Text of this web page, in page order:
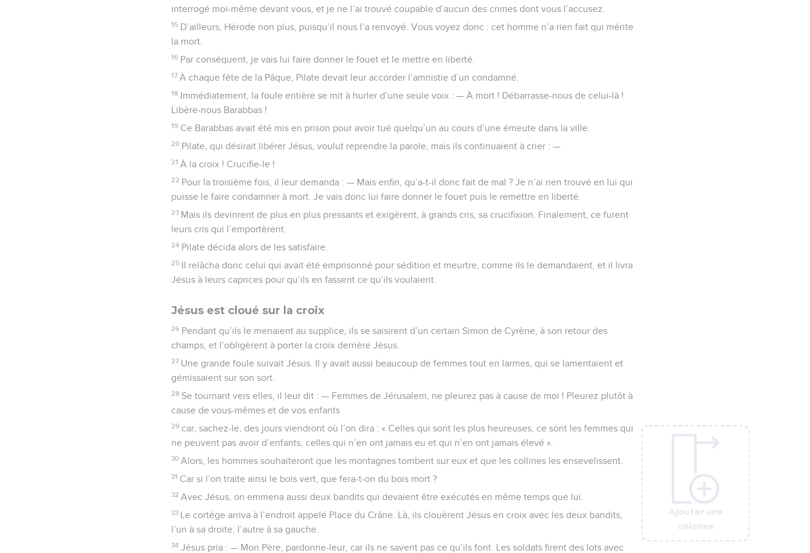
Ajouter une
colonne
interrogé moi-même devant vous, et je ne l’ai trouvé coupable d’aucun des crimes dont vous l’accusez.
15 D’ailleurs, Hérode non plus, puisqu’il nous l’a renvoyé. Vous voyez donc : cet homme n’a rien fait qui mérite
la mort.
16 Par conséquent, je vais lui faire donner le fouet et le mettre en liberté.
17 À chaque fête de la Pâque, Pilate devait leur accorder l’amnistie d’un condamné.
18 Immédiatement, la foule entière se mit à hurler d’une seule voix : — À mort ! Débarrasse-nous de celui-là !
Libère-nous Barabbas !
19 Ce Barabbas avait été mis en prison pour avoir tué quelqu’un au cours d’une émeute dans la ville.
20 Pilate, qui désirait libérer Jésus, voulut reprendre la parole, mais ils continuaient à crier : —
21 À la croix ! Crucifie-le !
22 Pour la troisième fois, il leur demanda : — Mais enfin, qu’a-t-il donc fait de mal ? Je n’ai rien trouvé en lui qui
puisse le faire condamner à mort. Je vais donc lui faire donner le fouet puis le remettre en liberté.
23 Mais ils devinrent de plus en plus pressants et exigèrent, à grands cris, sa crucifixion. Finalement, ce furent
leurs cris qui l’emportèrent.
24 Pilate décida alors de les satisfaire.
25 Il relâcha donc celui qui avait été emprisonné pour sédition et meurtre, comme ils le demandaient, et il livra
Jésus à leurs caprices pour qu’ils en fassent ce qu’ils voulaient.
Jésus est cloué sur la croix
26 Pendant qu’ils le menaient au supplice, ils se saisirent d’un certain Simon de Cyrène, à son retour des
champs, et l’obligèrent à porter la croix derrière Jésus.
27 Une grande foule suivait Jésus. Il y avait aussi beaucoup de femmes tout en larmes, qui se lamentaient et
gémissaient sur son sort.
28 Se tournant vers elles, il leur dit : — Femmes de Jérusalem, ne pleurez pas à cause de moi ! Pleurez plutôt à
cause de vous-mêmes et de vos enfants
29 car, sachez-le, des jours viendront où l’on dira : « Celles qui sont les plus heureuses, ce sont les femmes qui
ne peuvent pas avoir d’enfants, celles qui n’en ont jamais eu et qui n’en ont jamais élevé ».
30 Alors, les hommes souhaiteront que les montagnes tombent sur eux et que les collines les ensevelissent.
31 Car si l’on traite ainsi le bois vert, que fera-t-on du bois mort ?
32 Avec Jésus, on emmena aussi deux bandits qui devaient être exécutés en même temps que lui.
33 Le cortège arriva à l’endroit appelé Place du Crâne. Là, ils clouèrent Jésus en croix avec les deux bandits,
l’un à sa droite, l’autre à sa gauche.
34 Jésus pria : — Mon Père, pardonne-leur, car ils ne savent pas ce qu’ils font. Les soldats firent des lots avec
Ajouter une
colonne
Ajouter une
colonne
Ajouter une
colonne
Ajouter une
colonne